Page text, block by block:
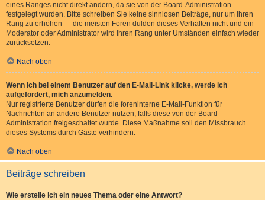
eines Ranges nicht direkt ändern, da sie von der Board-Administration
festgelegt wurden. Bitte schreiben Sie keine sinnlosen Beiträge, nur um Ihren
Rang zu erhöhen — die meisten Foren dulden dieses Verhalten nicht und ein
Moderator oder Administrator wird Ihren Rang unter Umständen einfach wieder
zurücksetzen.
Nach oben
Wenn ich bei einem Benutzer auf den E-Mail-Link klicke, werde ich
aufgefordert, mich anzumelden.
Nur registrierte Benutzer dürfen die foreninterne E-Mail-Funktion für
Nachrichten an andere Benutzer nutzen, falls diese von der Board-
Administration freigeschaltet wurde. Diese Maßnahme soll den Missbrauch
dieses Systems durch Gäste verhindern.
Nach oben
Beiträge schreiben
Wie erstelle ich ein neues Thema oder eine Antwort?